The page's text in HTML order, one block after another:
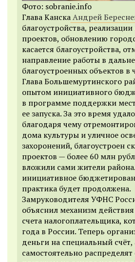
Фото: sobranie.info
Глава КанскаАндрей
благоустройства,
проектов, обновлению
касается благоустройства,
направление работы в
благоустроенных объектов в
Глава Большемуртинского
опытом инициативного
в программе поддержки
ее запуска. За это время
благодаря чему
дома культуры и уличное
захоронений, благоустроен
проектов — более 60 млн
вложили сами жители
инициативное
практика будет продолжена.
Замруководителя УФНС
объяснил механизм
счета налогоплательщика,
года в России. Теперь
деньги на специальный
самостоятельно